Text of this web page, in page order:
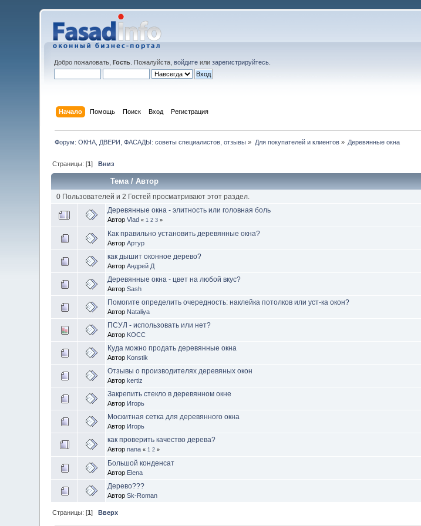
Добро пожаловать,Гость . Пожалуйста,войдите илизарегистрируйтесь
Начало Помощь Поиск Вход Регистрация
Форум: ОКНА, ДВЕРИ, ФАСАДЫ: советы специалистов, отзывы » Для покупателей и клиентов» Деревянные окна
Страницы: [1]Вниз
Тема/Автор
0 Пользователей и 2 Гостей просматривают этот раздел.
Деревянные окна - элитность или головная боль
АвторVlad « 1 2 3 »
Как правильно установить деревянные окна?
АвторАртур
как дышит оконное дерево?
АвторАндрей Д
Деревянные окна - цвет на любой вкус?
АвторSash
Помогите определить очередность: наклейка потолков или уст-ка окон?
Автор Nataliya
ПСУЛ - использовать или нет?
Автор KOCC
Куда можно продать деревянные окна
Автор Konstik
Отзывы о производителях деревяных окон
Авторkertiz
Закрепить стекло в деревянном окне
Автор Игорь
Москитная сетка для деревянного окна
Автор Игорь
как проверить качество дерева?
Авторnana « 1 2 »
Большой конденсат
Автор Elena
Дерево???
АвторSk-Roman
Страницы: [1]Вверх